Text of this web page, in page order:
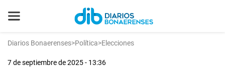
Diarios Bonaerenses>Política>Elecciones
7 de septiembre de 2025 - 13:36